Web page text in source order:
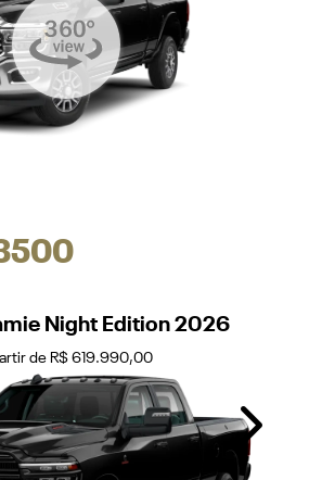
Night Edition 2026
de R$ 619.990,00
Next